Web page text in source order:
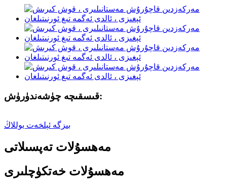
قىسقىچە چۈشەندۈرۈش:
بىزگە ئېلخەت يوللاڭ
مەھسۇلات تەپسىلاتى
مەھسۇلات خەتكۈچلىرى